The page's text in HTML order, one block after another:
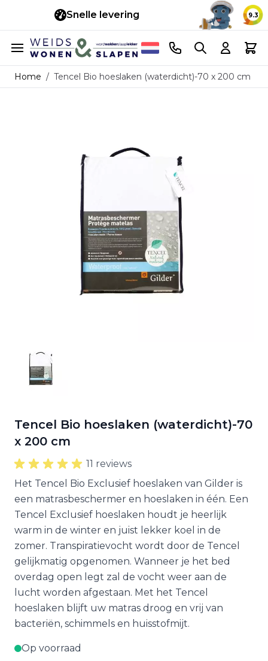
Snelle levering 14
9.3
Ga naar de inhoud
Telefoonnummer
Search Cart
Home / Tencel Bio hoeslaken (waterdicht)-70 x 200 cm
Tencel Bio hoeslaken (waterdicht)-70
x 200 cm
11 reviews
Het Tencel Bio Exclusief hoeslaken van Gilder is
een matrasbeschermer en hoeslaken in één. Een
Tencel Exclusief hoeslaken houdt je heerlijk
warm in de winter en juist lekker koel in de
zomer. Transpiratievocht wordt door de Tencel
gelijkmatig opgenomen. Wanneer je het bed
overdag open legt zal de vocht weer aan de
lucht worden afgestaan. Met het Tencel
hoeslaken blijft uw matras droog en vrij van
bacteriën, schimmels en huisstofmijt.
Op voorraad